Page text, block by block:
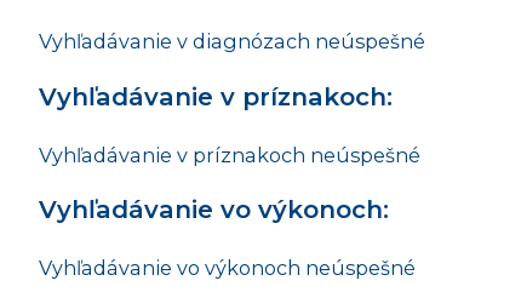
Vyhľadávanie v diagnózach neúspešné
Vyhľadávanie v príznakoch:
Vyhľadávanie v príznakoch neúspešné
Vyhľadávanie vo výkonoch:
Vyhľadávanie vo výkonoch neúspešné